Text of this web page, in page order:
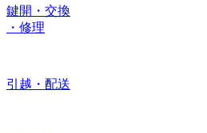
鍵開・交換
・修理
引越・配送